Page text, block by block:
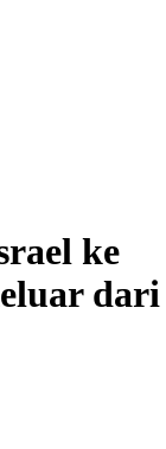
ke
dari